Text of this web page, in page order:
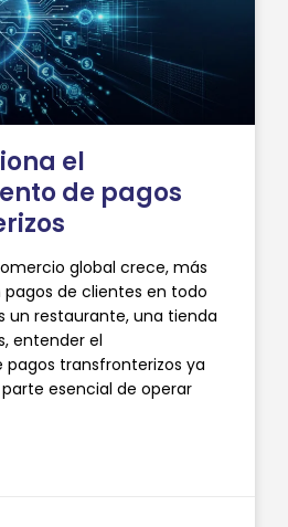
el
de pagos
global crece, más
de clientes en todo
un restaurante, una tienda
entender el
transfronterizos ya
esencial de operar